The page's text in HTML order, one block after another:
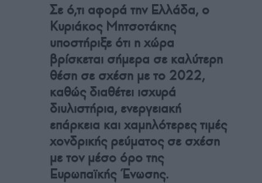
Σε ό,τι αφορά την Ελλάδα, ο
Κυριάκος Μητσοτάκης
υποστήριξε ότι η χώρα
βρίσκεται σήμερα σε καλύτερη
θέση σε σχέση με το 2022,
καθώς διαθέτει ισχυρά
διυλιστήρια, ενεργειακή
επάρκεια και χαμηλότερες τιμές
χονδρικής ρεύματος σε σχέση
με τον μέσο όρο της
Ευρωπαϊκής Ένωσης.